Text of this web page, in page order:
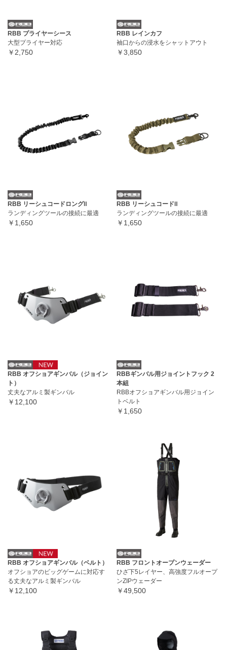
RBB プライヤーシース
大型プライヤー対応
￥2,750
RBB レインカフ
袖口からの浸水をシャットアウト
￥3,850
RBB リーシュコードロングⅡ
ランディングツールの接続に最適
￥1,650
RBB リーシュコードⅡ
ランディングツールの接続に最適
￥1,650
RBB オフショアギンバル（ジョイン
ト）
丈夫なアルミ製ギンバル
￥12,100
RBBギンバル用ジョイントフック 2
本組
RBBオフショアギンバル用ジョイン
トベルト
￥1,650
RBB オフショアギンバル（ベルト）
オフショアのビッグゲームに対応す
る丈夫なアルミ製ギンバル
￥12,100
RBB フロントオープンウェーダー
ひざ下5レイヤー、高強度フルオープ
ンZIPウェーダー
￥49,500